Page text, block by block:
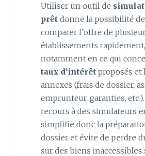
Utiliser un outil de
prêtdonne la possibilité de
comparer l’offre de
établissements rapidement,
notamment en ce qui
taux d’intérêtproposés et
annexes (frais de dossier,
emprunteur, garanties,
recours à des simulateurs
simplifie donc la
dossier et évite de perdre
sur des biens inaccessibles